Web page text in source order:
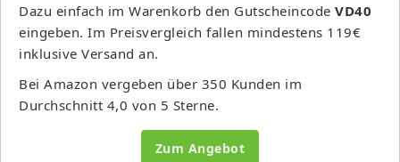
Dazu einfach im Warenkorb den Gutscheincode VD40
eingeben. Im Preisvergleich fallen mindestens 119€
inklusive Versand an.
Bei Amazon vergeben über 350 Kunden im
Durchschnitt 4,0 von 5 Sterne.
Zum Angebot